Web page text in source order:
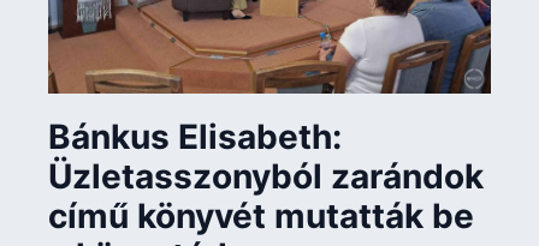
Bánkus Elisabeth:
Üzletasszonyból zarándok
című könyvét mutatták be